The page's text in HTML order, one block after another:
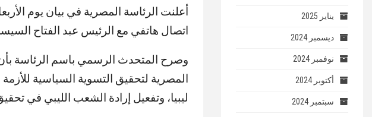
أعلنت الرئاسة المصرية في بيان يوم
اتصال هاتفي مع الرئيس عبد الفتاح
وصرح المتحدث الرسمي باسم الرئاسة
المصرية لتحقيق التسوية السياسية
ليبيا، وتفعيل إرادة الشعب الليبي في
يناير 2025
ديسمبر 2024
نوفمبر 2024
أكتوبر 2024
سبتمبر 2024